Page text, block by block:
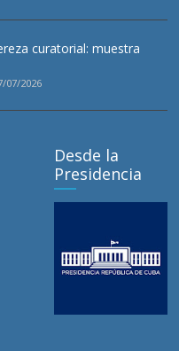
curatorial: muestra
07/2026
Desde la
Presidencia